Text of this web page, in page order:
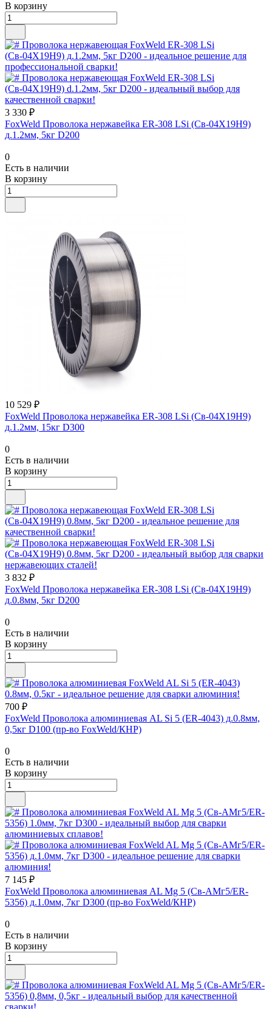
В корзину
3 330 ₽
FoxWeld Проволока нержавейка ER-308 LSi (Св-04Х19Н9)
д.1.2мм, 5кг D200
0
Есть в наличии
В корзину
10 529 ₽
FoxWeld Проволока нержавейка ER-308 LSi (Св-04Х19Н9)
д.1.2мм, 15кг D300
0
Есть в наличии
В корзину
3 832 ₽
FoxWeld Проволока нержавейка ER-308 LSi (Св-04Х19Н9)
д.0.8мм, 5кг D200
0
Есть в наличии
В корзину
700 ₽
FoxWeld Проволока алюминиевая AL Si 5 (ER-4043) д.0.8мм,
0,5кг D100 (пр-во FoxWeld/КНР)
0
Есть в наличии
В корзину
7 145 ₽
FoxWeld Проволока алюминиевая AL Mg 5 (Св-АМг5/ER-
5356) д.1.0мм, 7кг D300 (пр-во FoxWeld/КНР)
0
Есть в наличии
В корзину